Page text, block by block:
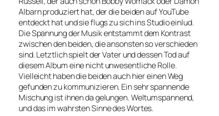
Albarn produziert hat, der die beiden auf YouTube
entdeckt hat und sie flugs zu sich ins Studio einlud.
Die Spannung der Musik entstammt dem Kontrast
zwischen den beiden, die ansonsten so verschieden
sind. Letztlich spielt der Vater und dessen Tod auf
diesem Album eine nicht unwesentliche Rolle.
Vielleicht haben die beiden auch hier einen Weg
gefunden zu kommunizieren. Ein sehr spannende
Mischung ist ihnen da gelungen. Weltumspannend,
und das im wahrsten Sinne des Wortes.